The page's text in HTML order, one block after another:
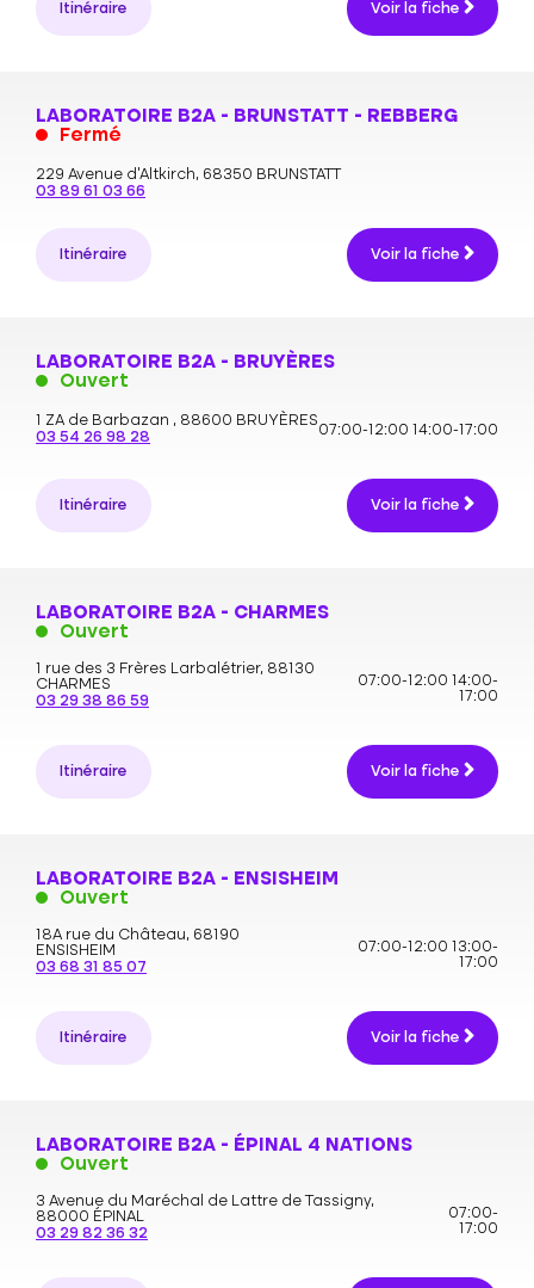
Itinéraire Voir la fiche
LABORATOIRE B2A - BRUNSTATT - REBBERG
Fermé
229 Avenue d'Altkirch, 68350 BRUNSTATT
03 89 61 03 66
Itinéraire Voir la fiche
LABORATOIRE B2A - BRUYÈRES
Ouvert
1 ZA de Barbazan , 88600 BRUYÈRES
03 54 26 98 28
07:00-12:00 14:00-17:00
Itinéraire Voir la fiche
LABORATOIRE B2A - CHARMES
Ouvert
1 rue des 3 Frères Larbalétrier, 88130
CHARMES
03 29 38 86 59
07:00-12:00
14:00-
17:00
Itinéraire Voir la fiche
LABORATOIRE B2A - ENSISHEIM
Ouvert
18A rue du Château, 68190
ENSISHEIM
03 68 31 85 07
07:00-12:00
13:00-
17:00
Itinéraire Voir la fiche
LABORATOIRE B2A - ÉPINAL 4 NATIONS
Ouvert
3 Avenue du Maréchal de Lattre de Tassigny,
88000 ÉPINAL
03 29 82 36 32
07:00-
17:00